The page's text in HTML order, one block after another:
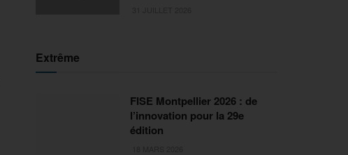
Extrême
FISE Montpellier 2026 : de
l’innovation pour la 29e
édition